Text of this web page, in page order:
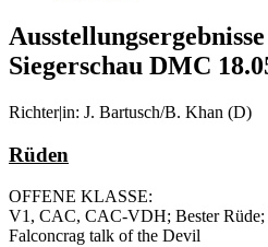
Siegerschau DMC
Richter|in: J. Bartusch/B. Khan (D)
Rüden
OFFENE KLASSE:
V1, CAC, CAC-VDH; Bester
Falconcrag talk of the Devil